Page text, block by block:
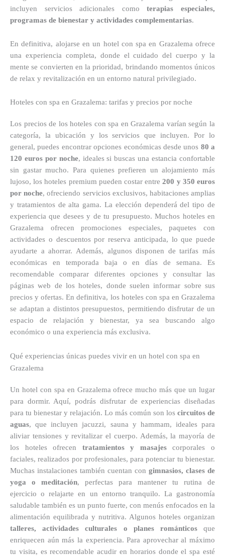
incluyen servicios adicionales comoterapias especiales,
programas de bienestar y actividades complementarias.
En definitiva, alojarse en un hotel con spa en Grazalema ofrece
una experiencia completa, donde el cuidado del cuerpo y la
mente se convierten en la prioridad, brindando momentos únicos
de relax y revitalización en un entorno natural privilegiado.
Hoteles con spa en Grazalema: tarifas y precios por noche
Los precios de los hoteles con spa en Grazalema varían según la
categoría, la ubicación y los servicios que incluyen. Por lo
general, puedes encontrar opciones económicas desde unos 80 a
120 euros por noche, ideales si buscas una estancia confortable
sin gastar mucho. Para quienes prefieren un alojamiento más
lujoso, los hoteles premium pueden costar entre200 y 350 euros
por noche, ofreciendo servicios exclusivos, habitaciones amplias
y tratamientos de alta gama. La elección dependerá del tipo de
experiencia que desees y de tu presupuesto. Muchos hoteles en
Grazalema ofrecen promociones especiales, paquetes con
actividades o descuentos por reserva anticipada, lo que puede
ayudarte a ahorrar. Además, algunos disponen de tarifas más
económicas en temporada baja o en días de semana. Es
recomendable comparar diferentes opciones y consultar las
páginas web de los hoteles, donde suelen informar sobre sus
precios y ofertas. En definitiva, los hoteles con spa en Grazalema
se adaptan a distintos presupuestos, permitiendo disfrutar de un
espacio de relajación y bienestar, ya sea buscando algo
económico o una experiencia más exclusiva.
Qué experiencias únicas puedes vivir en un hotel con spa en
Grazalema
Un hotel con spa en Grazalema ofrece mucho más que un lugar
para dormir. Aquí, podrás disfrutar de experiencias diseñadas
para tu bienestar y relajación. Lo más común son los circuitos de
aguas, que incluyen jacuzzi, sauna y hammam, ideales para
aliviar tensiones y revitalizar el cuerpo. Además, la mayoría de
los hoteles ofrecen tratamientos y masajescorporales o
faciales, realizados por profesionales, para potenciar tu bienestar.
Muchas instalaciones también cuentan con gimnasios, clases de
yoga o meditación, perfectas para mantener tu rutina de
ejercicio o relajarte en un entorno tranquilo. La gastronomía
saludable también es un punto fuerte, con menús enfocados en la
alimentación equilibrada y nutritiva. Algunos hoteles organizan
talleres, actividades culturales o planes románticosque
enriquecen aún más la experiencia. Para aprovechar al máximo
tu visita, es recomendable acudir en horarios donde el spa esté